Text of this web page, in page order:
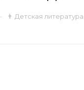
👨 Детская литература